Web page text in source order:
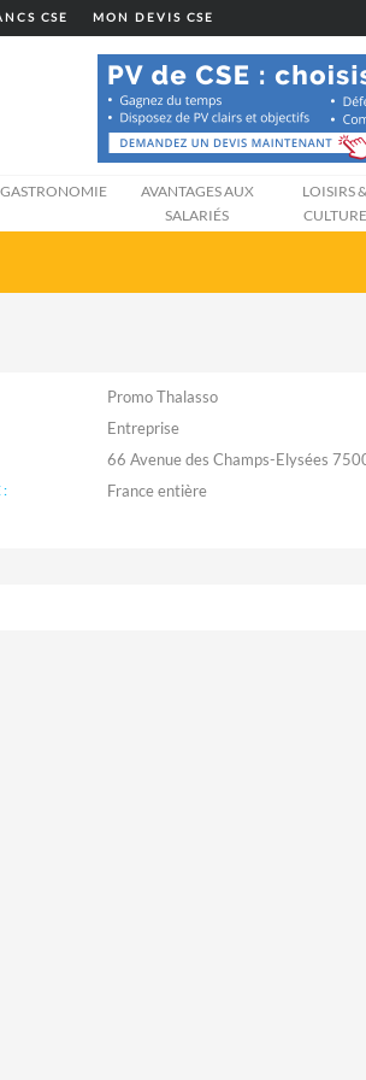
CSE MON DEVIS CSE
GASTRONOMIE
AVANTAGES AUX
SALARIÉS
LOISIRS &
CULTURE
Promo Thalasso
Entreprise
66 Avenue des Champs-Elysées
: